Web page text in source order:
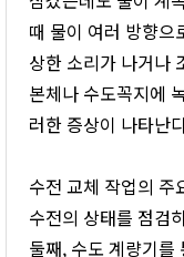
때 물이 여러 방향으
상한 소리가 나거나
본체나 수도꼭지에
러한 증상이 나타난
수전 교체 작업의 주
수전의 상태를 점검
둘째, 수도 계량기를